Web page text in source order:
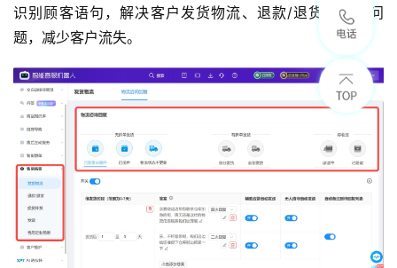
识别顾客语句，解决客户发货物流、退款/退货等售后问
题，减少客户流失。